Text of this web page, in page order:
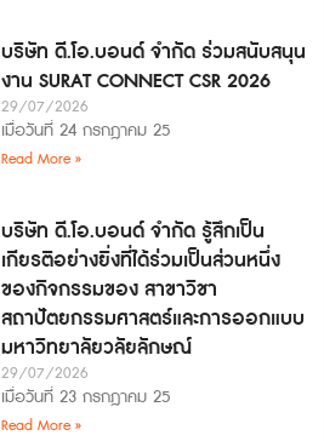
บริษัท ดี.โอ.บอนด์ จำกัด ร่วมสนับสนุน
งาน SURAT CONNECT CSR 2026
29/07/2026
เมื่อวันที่ 24 กรกฎาคม 25
Read More »
บริษัท ดี.โอ.บอนด์ จำกัด รู้สึกเป็น
เกียรติอย่างยิ่งที่ได้ร่วมเป็นส่วนหนึ่ง
ของกิจกรรมของ สาขาวิชา
สถาปัตยกรรมศาสตร์และการออกแบบ
มหาวิทยาลัยวลัยลักษณ์
29/07/2026
เมื่อวันที่ 23 กรกฎาคม 25
Read More »